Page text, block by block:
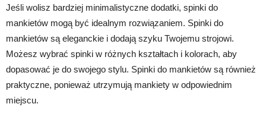
Jeśli wolisz bardziej minimalistyczne dodatki, spinki do
mankietów mogą być idealnym rozwiązaniem. Spinki do
mankietów są eleganckie i dodają szyku Twojemu strojowi.
Możesz wybrać spinki w różnych kształtach i kolorach, aby
dopasować je do swojego stylu. Spinki do mankietów są również
praktyczne, ponieważ utrzymują mankiety w odpowiednim
miejscu.